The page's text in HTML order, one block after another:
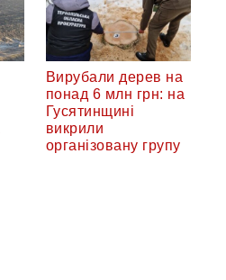
Вирубали дерев на
понад 6 млн грн: на
Гусятинщині
викрили
організовану групу